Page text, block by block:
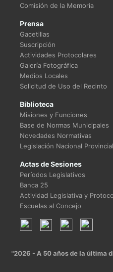
Comisión de la Memoria
Prensa
Gacetillas
Suscripción
Actividades Protocolares
Galería Fotográfica
Medios Locales
Solicitud de Uso del Recinto
Biblioteca
Misiones y Funciones
Base de Normas Municipales
Novedades Normativas
Legislación Nacional
Actas de Sesiones
Períodos Legislativos
Banca 25
Actividad Legislativa y
Escuelas al Concejo
"2026 - A 50 años de la última